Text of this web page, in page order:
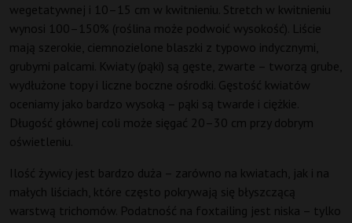
wegetatywnej i 10–15 cm w kwitnieniu. Stretch w kwitnieniu
wynosi 100–150% (roślina może podwoić wysokość). Liście
mają szerokie, ciemnozielone blaszki z typowo indycznymi,
grubymi palcami. Kwiaty (pąki) są gęste, zwarte – tworzą grube,
wydłużone topy i liczne boczne ośrodki. Gęstość kwiatów
oceniamy jako bardzo wysoką – pąki są twarde i ciężkie.
Długość głównej coli może sięgać 20–30 cm przy dobrym
oświetleniu.
Ilość żywicy jest bardzo duża – zarówno na kwiatach, jak i na
małych liściach, które często pokrywają się błyszczącą
warstwą trichomów. Podatność na foxtailing jest niska – tylko